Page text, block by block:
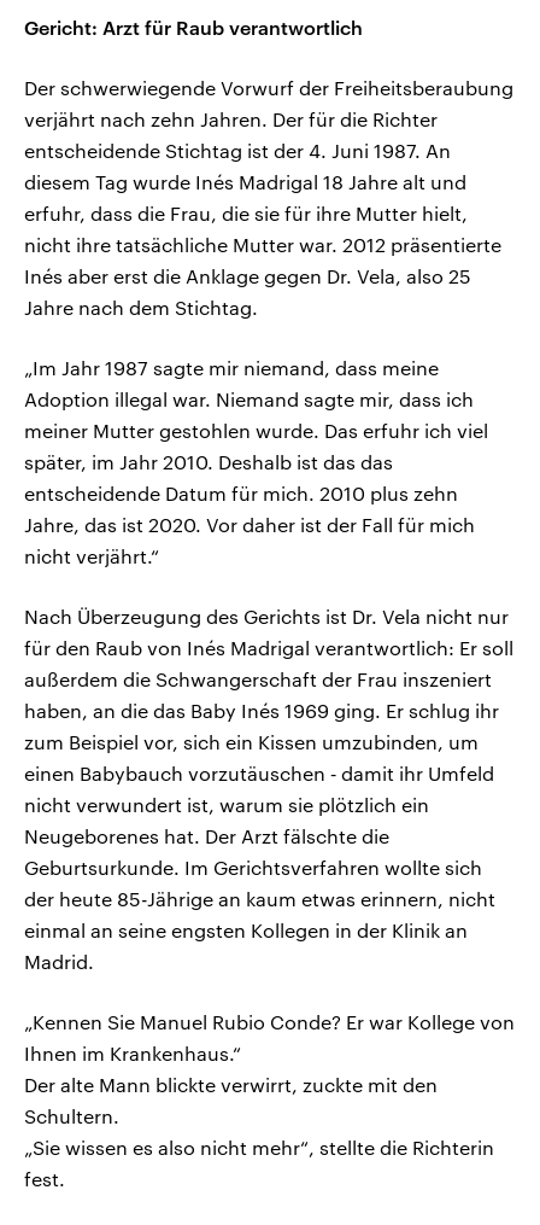
Gericht: Arzt für Raub verantwortlich
Der schwerwiegende Vorwurf der Freiheitsberaubung
verjährt nach zehn Jahren. Der für die Richter
entscheidende Stichtag ist der 4. Juni 1987. An
diesem Tag wurde Inés Madrigal 18 Jahre alt und
erfuhr, dass die Frau, die sie für ihre Mutter hielt,
nicht ihre tatsächliche Mutter war. 2012 präsentierte
Inés aber erst die Anklage gegen Dr. Vela, also 25
Jahre nach dem Stichtag.
„Im Jahr 1987 sagte mir niemand, dass meine
Adoption illegal war. Niemand sagte mir, dass ich
meiner Mutter gestohlen wurde. Das erfuhr ich viel
später, im Jahr 2010. Deshalb ist das das
entscheidende Datum für mich. 2010 plus zehn
Jahre, das ist 2020. Vor daher ist der Fall für mich
nicht verjährt.“
Nach Überzeugung des Gerichts ist Dr. Vela nicht nur
für den Raub von Inés Madrigal verantwortlich: Er soll
außerdem die Schwangerschaft der Frau inszeniert
haben, an die das Baby Inés 1969 ging. Er schlug ihr
zum Beispiel vor, sich ein Kissen umzubinden, um
einen Babybauch vorzutäuschen ‑ damit ihr Umfeld
nicht verwundert ist, warum sie plötzlich ein
Neugeborenes hat. Der Arzt fälschte die
Geburtsurkunde. Im Gerichtsverfahren wollte sich
der heute 85-Jährige an kaum etwas erinnern, nicht
einmal an seine engsten Kollegen in der Klinik an
Madrid.
„Kennen Sie Manuel Rubio Conde? Er war Kollege von
Ihnen im Krankenhaus.“
Der alte Mann blickte verwirrt, zuckte mit den
Schultern.
„Sie wissen es also nicht mehr“, stellte die Richterin
fest.